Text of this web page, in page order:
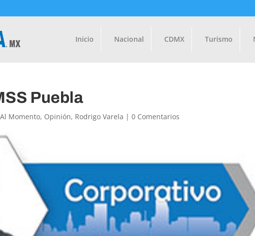
Inicio Nacional CDMX Turismo
Puebla
Al Momento, Opinión, Rodrigo Varela |0 Comentarios